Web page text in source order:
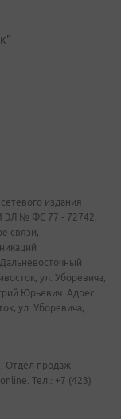
издания
ЭЛ № ФС 77 - 72742,
связи,
ул. Уборевича,
Юрьевич. Адрес
ул. Уборевича,
Отдел продаж
Тел.: +7 (423)